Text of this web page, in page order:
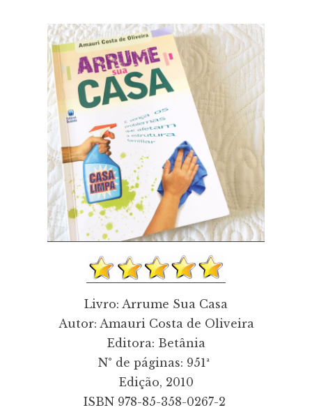
Livro: Arrume Sua Casa
Autor: Amauri Costa de Oliveira
Editora: Betânia
N° de páginas: 951ª
Edição, 2010
ISBN 978-85-358-0267-2